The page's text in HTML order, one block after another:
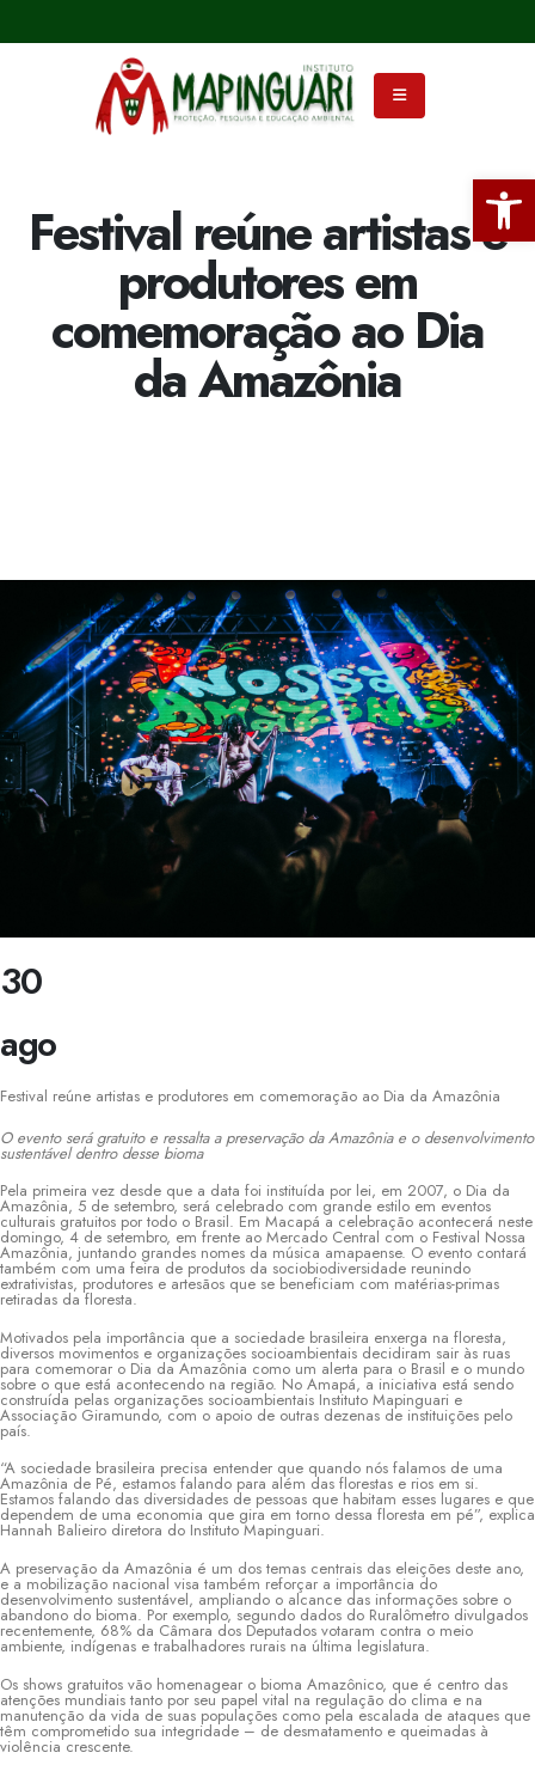
Festival reúne artistas e
produtores em
comemoração ao Dia
da Amazônia
30
ago
Festival reúne artistas e produtores em comemoração ao Dia da Amazônia
O evento será gratuito e ressalta a preservação da Amazônia e o desenvolvimento
sustentável dentro desse bioma
Pela primeira vez desde que a data foi instituída por lei, em 2007, o Dia da
Amazônia, 5 de setembro, será celebrado com grande estilo em eventos
culturais gratuitos por todo o Brasil. Em Macapá a celebração acontecerá neste
domingo, 4 de setembro, em frente ao Mercado Central com o Festival Nossa
Amazônia, juntando grandes nomes da música amapaense. O evento contará
também com uma feira de produtos da sociobiodiversidade reunindo
extrativistas, produtores e artesãos que se beneficiam com matérias-primas
retiradas da floresta.
Motivados pela importância que a sociedade brasileira enxerga na floresta,
diversos movimentos e organizações socioambientais decidiram sair às ruas
para comemorar o Dia da Amazônia como um alerta para o Brasil e o mundo
sobre o que está acontecendo na região. No Amapá, a iniciativa está sendo
construída pelas organizações socioambientais Instituto Mapinguari e
Associação Giramundo, com o apoio de outras dezenas de instituições pelo
país.
“A sociedade brasileira precisa entender que quando nós falamos de uma
Amazônia de Pé, estamos falando para além das florestas e rios em si.
Estamos falando das diversidades de pessoas que habitam esses lugares e que
dependem de uma economia que gira em torno dessa floresta em pé”, explica
Hannah Balieiro diretora do Instituto Mapinguari.
A preservação da Amazônia é um dos temas centrais das eleições deste ano,
e a mobilização nacional visa também reforçar a importância do
desenvolvimento sustentável, ampliando o alcance das informações sobre o
abandono do bioma. Por exemplo, segundo dados do Ruralômetro divulgados
recentemente, 68% da Câmara dos Deputados votaram contra o meio
ambiente, indígenas e trabalhadores rurais na última legislatura.
Os shows gratuitos vão homenagear o bioma Amazônico, que é centro das
atenções mundiais tanto por seu papel vital na regulação do clima e na
manutenção da vida de suas populações como pela escalada de ataques que
têm comprometido sua integridade – de desmatamento e queimadas à
violência crescente.